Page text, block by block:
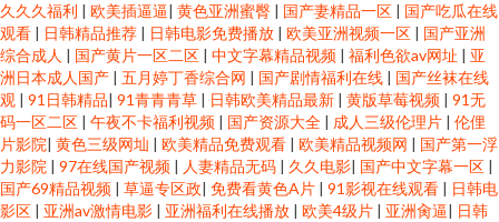
久久久福利 | 欧美插逼逼| 黄色亚洲蜜臀 | 国产妻精品一区 | 国产吃瓜在线
观看 | 日韩精品推荐 | 日韩电影免费播放 | 欧美亚洲视频一区 | 国产亚洲
综合成人 | 国产黄片一区二区 | 中文字幕精品视频 | 福利色欲av网址 | 亚
洲日本成人国产 | 五月婷丁香综合网 | 国产剧情福利在线 | 国产丝袜在线
观 | 91日韩精品| 91青青青草 | 日韩欧美精品最新 | 黄版草莓视频 | 91无
码一区二区 | 午夜不卡福利视频 | 国产资源大全 | 成人三级伦理片 | 伦俚
片影院| 黄色三级网圸 | 欧美精品免费观看 | 欧美精品视频网 | 国产第一浮
力影院 | 97在线国产视频 | 人妻精品无码 | 久久电影| 国产中文字幕一区 |
国产69精品视频 | 草逼专区政| 免费看黄色A片 | 91影视在线观看 | 日韩电
影区 | 亚洲av激情电影 | 亚洲福利在线播放 | 欧美4级片 | 亚洲肏逼| 日韩